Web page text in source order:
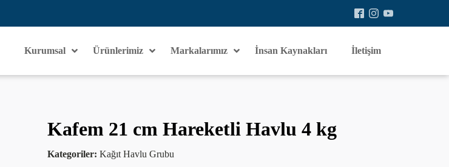
Kurumsal Ürünlerimiz Markalarımız İnsan Kaynakları İletişim
Kafem 21 cm Hareketli Havlu 4 kg
Kategoriler: Kağıt Havlu Grubu